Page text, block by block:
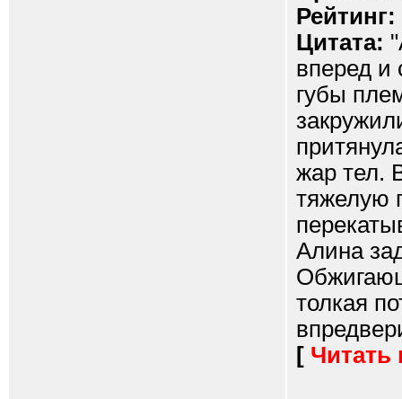
Рейтинг:
Цитата:
вперед и
губы
жар тел.
тяжелую
Алина
толкая
[ Читать